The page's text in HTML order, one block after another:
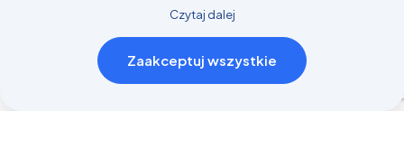
Blog
Realizacje
Kontakt
Czytaj dalej
Zaakceptuj wszystkie